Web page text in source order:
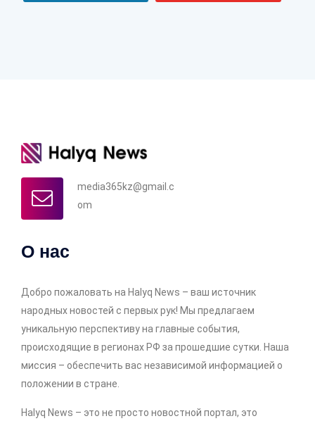
media365kz@gmail.c
om
О нас
Добро пожаловать на Halyq News – ваш источник
народных новостей с первых рук! Мы предлагаем
уникальную перспективу на главные события,
происходящие в регионах РФ за прошедшие сутки. Наша
миссия – обеспечить вас независимой информацией о
положении в стране.
Halyq News – это не просто новостной портал, это